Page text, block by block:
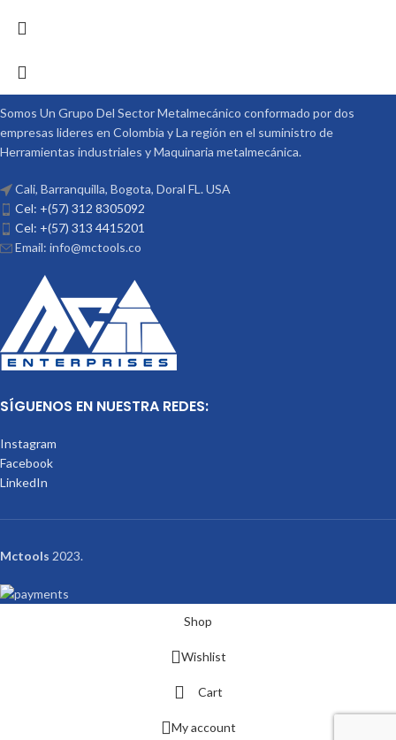
Somos Un Grupo Del Sector Metalmecánico conformado por dos
empresas lideres en Colombia y La región en el suministro de
Herramientas industriales y Maquinaria metalmecánica.
Cali, Barranquilla, Bogota, Doral FL. USA
Cel: +(57) 312 8305092
Cel: +(57) 313 4415201
Email: info@mctools.co
SÍGUENOS EN NUESTRA REDES:
Instagram
Facebook
LinkedIn
Mctools 2023.
Shop
Wishlist
Cart
My account